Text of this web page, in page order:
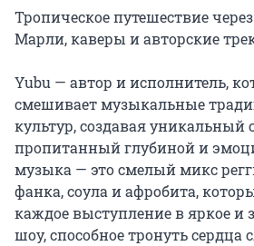
Тропическое путешествие
Марли, каверы и авторские
Yubu — автор и исполнитель,
смешивает музыкальные
культур, создавая уникальный
пропитанный глубиной и
музыка — это смелый микс
фанка, соула и афробита,
каждое выступление в яркое и
шоу, способное тронуть сердца